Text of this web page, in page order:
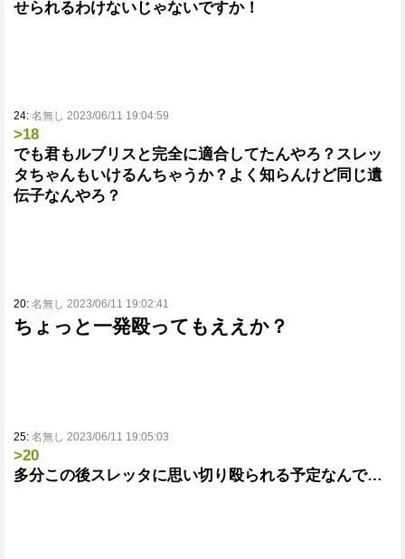
せられるわけないじゃないですか！
24: 名無し 2023/06/11 19:04:59
>18
でも君もルブリスと完全に適合してたんやろ？スレッ
タちゃんもいけるんちゃうか？よく知らんけど同じ遺
伝子なんやろ？
20: 名無し 2023/06/11 19:02:41
ちょっと一発殴ってもええか？
25: 名無し 2023/06/11 19:05:03
>20
多分この後スレッタに思い切り殴られる予定なんで…